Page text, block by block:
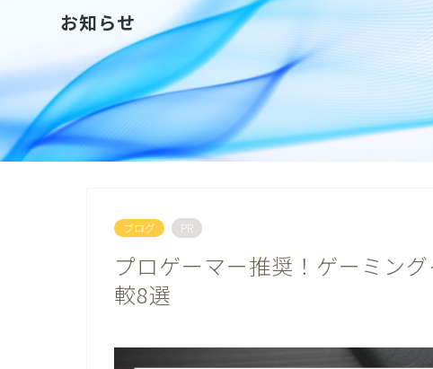
お知らせ
ブログ PR
プロゲーマー推奨！ゲーミン
較8選